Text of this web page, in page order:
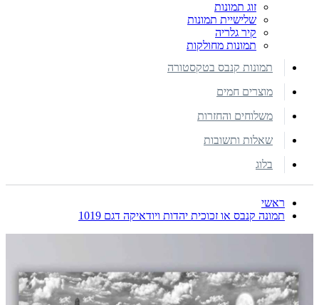
זוג תמונות
שלישיית תמונות
קיר גלריה
תמונות מחולקות
תמונות קנבס בטקסטורה
מוצרים חמים
משלוחים והחזרות
שאלות ותשובות
בלוג
ראשי
תמונה קנבס או זכוכית יהדות ויודאיקה דגם 1019